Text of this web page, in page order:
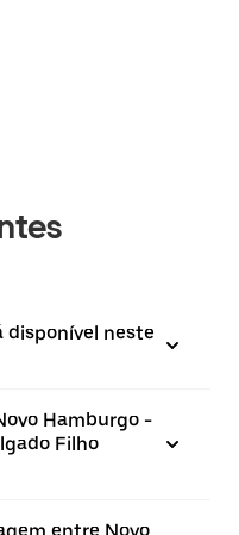
disponível neste
Hamburgo -
Filho